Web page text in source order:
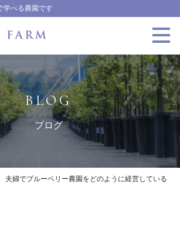
学べる農園です
BLOG
ブログ
夫婦でブルーベリー農園をどのように経営している